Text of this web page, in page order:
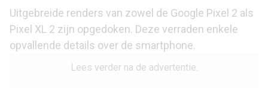
Uitgebreide renders van zowel de Google Pixel 2 als
Pixel XL 2 zijn opgedoken. Deze verraden enkele
opvallende details over de smartphone.
Lees verder na de advertentie.